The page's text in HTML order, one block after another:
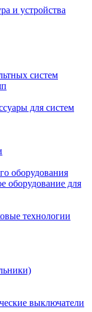
и устройства
систем
для систем
оборудования
оборудование для
технологии
выключатели